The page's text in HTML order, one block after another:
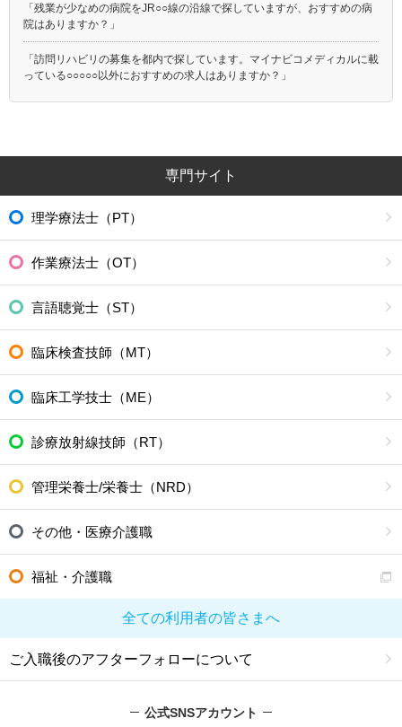
「残業が少なめの病院をJR○○線の沿線で探していますが、おすすめの病
院はありますか？」
「訪問リハビリの募集を都内で探しています。マイナビコメディカルに載
っている○○○○○以外におすすめの求人はありますか？」
専門サイト
理学療法士（PT）
作業療法士（OT）
言語聴覚士（ST）
臨床検査技師（MT）
臨床工学技士（ME）
診療放射線技師（RT）
管理栄養士/栄養士（NRD）
その他・医療介護職
福祉・介護職
全ての利用者の皆さまへ
ご入職後のアフターフォローについて
公式SNSアカウント